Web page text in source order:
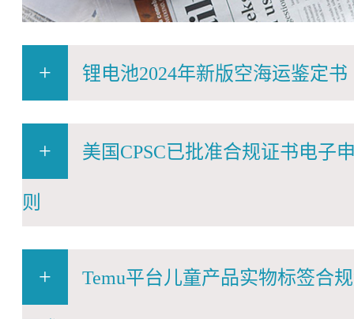
+ 锂电池2024年新版空海运鉴定书
+ 美国CPSC已批准合规证书电子
则
+ Temu平台儿童产品实物标签合